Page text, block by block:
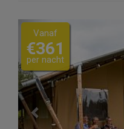
Previous
Vanaf
€361
per nacht